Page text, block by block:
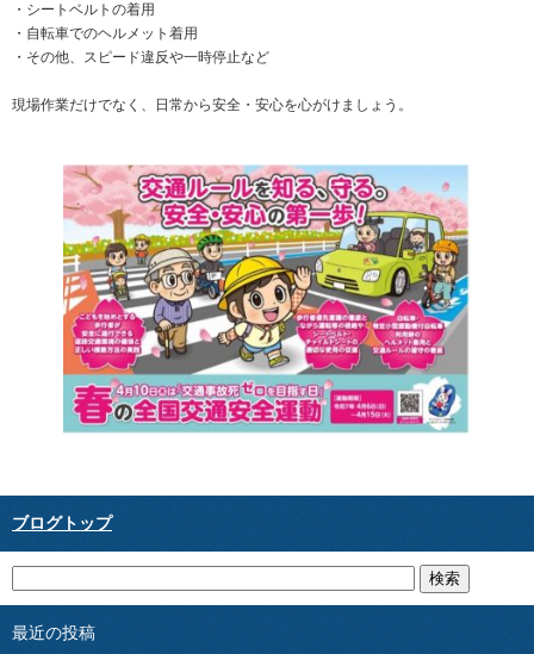
・シートベルトの着用
・自転車でのヘルメット着用
・その他、スピード違反や一時停止など
現場作業だけでなく、日常から安全・安心を心がけましょう。
ブログトップ
最近の投稿